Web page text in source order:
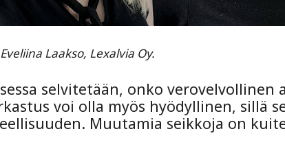
Laakso, Lexalvia Oy.
selvitetään, onko
voi olla myös hyödyllinen, sillä
Muutamia seikkoja on